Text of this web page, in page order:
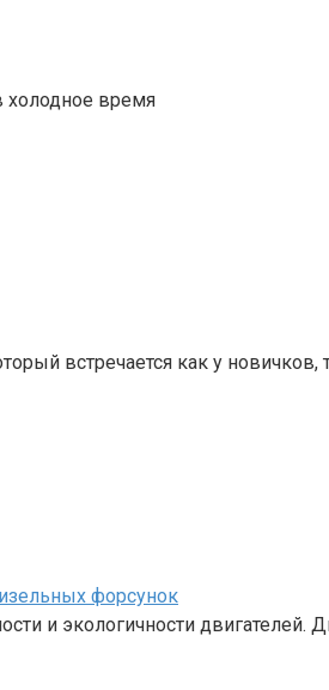
холодное время
встречается как у новичков,
форсунок
и экологичности двигателей.